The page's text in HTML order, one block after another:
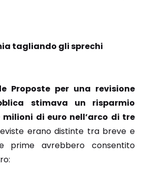
tagliando gli sprechi
Proposte per una revisione
stimava un risparmio
di euro nell’arco di tre
erano distinte tra breve e
prime avrebbero consentito